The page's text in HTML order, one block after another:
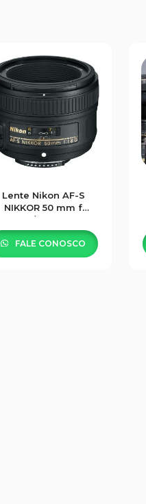
Lente Nikon AF-S
NIKKOR 50 mm f
/1.8G
FALE CONOSCO